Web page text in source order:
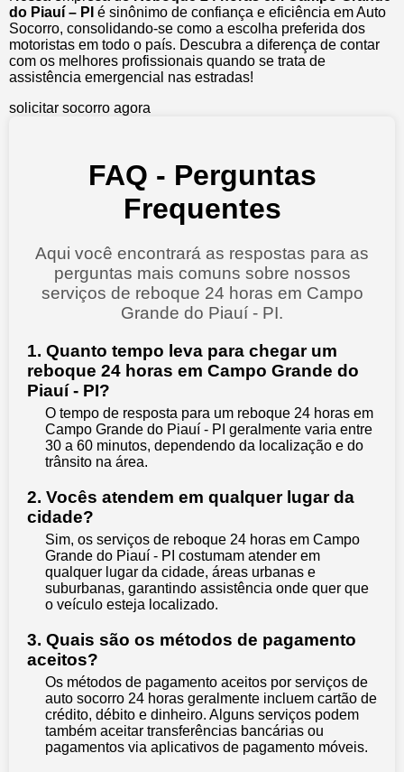
do Piauí – PI é sinônimo de confiança e eficiência em Auto
Socorro, consolidando-se como a escolha preferida dos
motoristas em todo o país. Descubra a diferença de contar
com os melhores profissionais quando se trata de
assistência emergencial nas estradas!
solicitar socorro agora
FAQ - Perguntas
Frequentes
Aqui você encontrará as respostas para as
perguntas mais comuns sobre nossos
serviços de reboque 24 horas em Campo
Grande do Piauí - PI.
1. Quanto tempo leva para chegar um
reboque 24 horas em Campo Grande do
Piauí - PI?
O tempo de resposta para um reboque 24 horas em
Campo Grande do Piauí - PI geralmente varia entre
30 a 60 minutos, dependendo da localização e do
trânsito na área.
2. Vocês atendem em qualquer lugar da
cidade?
Sim, os serviços de reboque 24 horas em Campo
Grande do Piauí - PI costumam atender em
qualquer lugar da cidade, áreas urbanas e
suburbanas, garantindo assistência onde quer que
o veículo esteja localizado.
3. Quais são os métodos de pagamento
aceitos?
Os métodos de pagamento aceitos por serviços de
auto socorro 24 horas geralmente incluem cartão de
crédito, débito e dinheiro. Alguns serviços podem
também aceitar transferências bancárias ou
pagamentos via aplicativos de pagamento móveis.